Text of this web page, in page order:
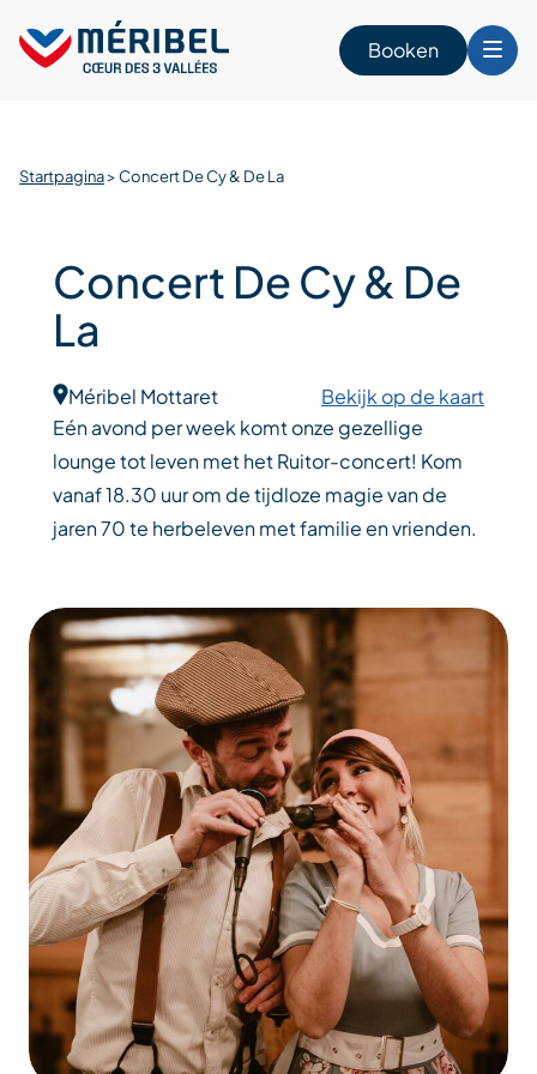
content
Booken
Startpagina>Concert De Cy & De La
Concert De Cy & De
La
Méribel Mottaret
Bekijk op de kaart
Eén avond per week komt onze gezellige
lounge tot leven met het Ruitor-concert! Kom
vanaf 18.30 uur om de tijdloze magie van de
jaren 70 te herbeleven met familie en vrienden.